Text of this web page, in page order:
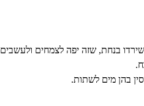
שירדו בנחת, שזה יפה לצמחים ולעשבים,
בהן מים לשתות.